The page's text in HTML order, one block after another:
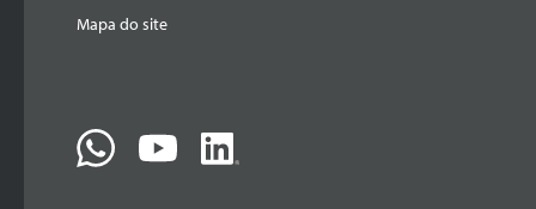
Mapa do site